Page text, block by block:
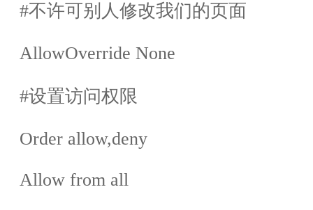
#不许可别人修改我们的页面
AllowOverride None
#设置访问权限
Order allow,deny
Allow from all